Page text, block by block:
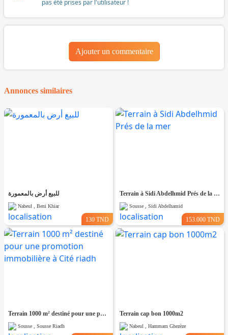
pas été prises par l'utilisateur !
Ajouter un commentaire
Annonces similaires
للبيع أرض بالمعمورة
Nabeul , Beni Khiar
130 TND
Terrain à Sidi Abdelhmid Prés de la mer
Sousse , Sidi Abdelhamid
153.000 TND
Terrain 1000 m² destiné pour une promotion immobilière à Cité riadh
Sousse , Sousse Riadh
Terrain cap bon 1000m2
Nabeul , Hammam Ghezèze